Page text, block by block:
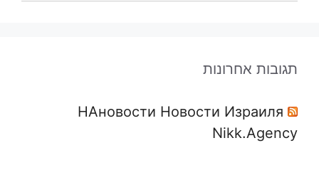
תגובות אחרונות
НАновости Новости Израиля
Nikk.Agency